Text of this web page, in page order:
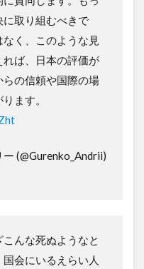
に取り組むべきで
く、このような見
ば、日本の評価が
らの信頼や国際の場
ます。
(@Gurenko_Andrii)
んな死ぬようなと
会にいるえらい人